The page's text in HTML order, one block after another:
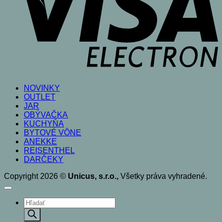
NOVINKY
OUTLET
JAR
OBÝVAČKA
KUCHYŇA
BYTOVÉ VÔNE
ANEKKE
REISENTHEL
DARČEKY
Copyright 2026 © Unicus, s.r.o., Všetky práva vyhradené.
Products
search